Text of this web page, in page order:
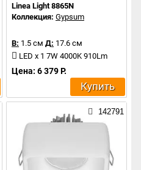
Linea Light 8865N
Коллекция: Gypsum
В: 1.5 см Д: 17.6 см
LED x 1 7W 4000K 910Lm
Цена: 6 379 Р.
Купить
142791